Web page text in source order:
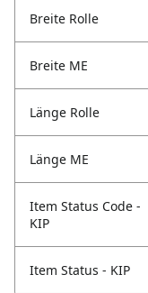
Breite Rolle
Breite ME
Länge Rolle
Länge ME
Item Status Code -
KIP
Item Status - KIP